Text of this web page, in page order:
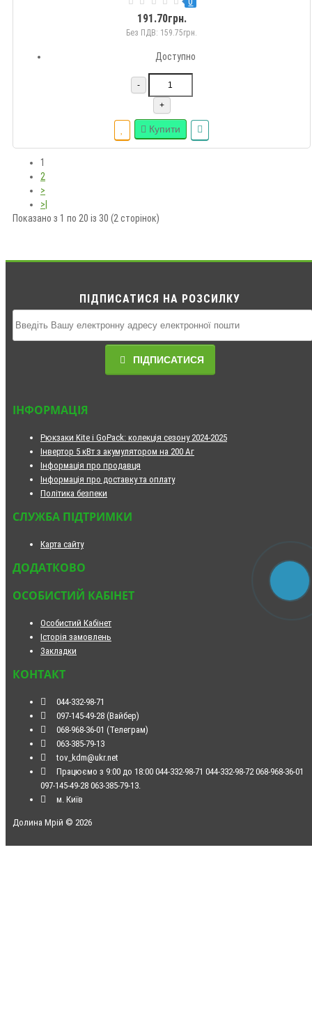
3402Особливість -Тип спрейВид для екранівКількість, обьем 110
191.70грн.
Без ПДВ: 159.75грн.
Доступно
-
+
Купити
1
2
>
>|
Показано з 1 по 20 із 30 (2 сторінок)
ПІДПИСАТИСЯ НА РОЗСИЛКУ
ПІДПИСАТИСЯ
ІНФОРМАЦІЯ
Рюкзаки Kite і GoPack: колекція сезону 2024-2025
Інвертор 5 кВт з акумулятором на 200 Аг
Інформація про продавця
Інформація про доставку та оплату
Політика безпеки
СЛУЖБА ПІДТРИМКИ
Карта сайту
ДОДАТКОВО
ОСОБИСТИЙ КАБІНЕТ
Особистий Кабінет
Історія замовлень
Закладки
КОНТАКТ
044-332-98-71
097-145-49-28 (Вайбер)
068-968-36-01 (Телеграм)
063-385-79-13
tov_kdm@ukr.net
Працюємо з 9:00 до 18:00 044-332-98-71 044-332-98-72 068-968-36-01
097-145-49-28 063-385-79-13.
м. Київ
Долина Мрій © 2026